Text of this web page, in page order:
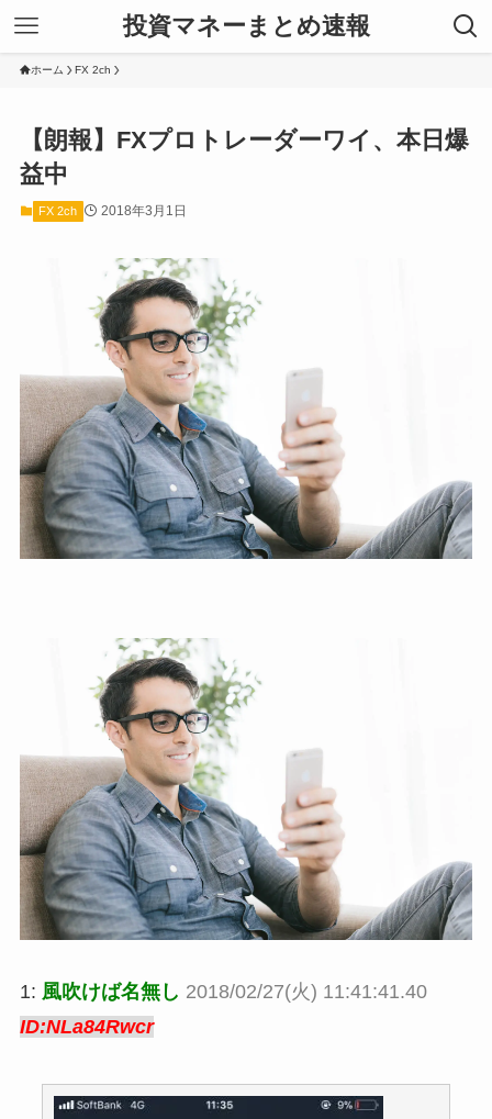
投資マネーまとめ速報
ホーム FX 2ch
【朗報】FXプロトレーダーワイ、本日爆
益中
FX 2ch 2018年3月1日
1: 風吹けば名無し 2018/02/27(火) 11:41:41.40
ID:NLa84Rwcr